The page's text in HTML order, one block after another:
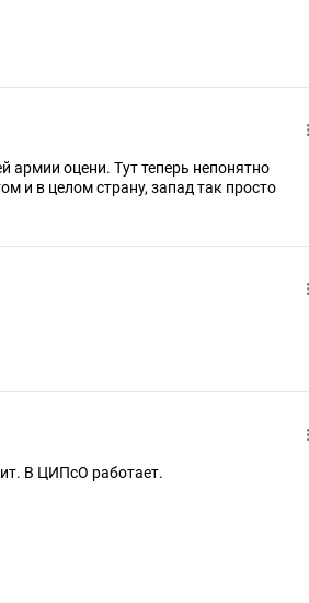
оцени. Тут теперь непонятно
и в целом страну, запад так просто
В ЦИПсО работает.